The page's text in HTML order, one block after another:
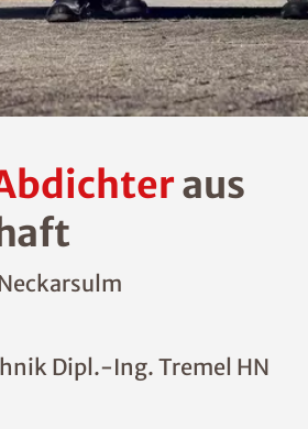
aus
Dipl.-Ing. Tremel HN